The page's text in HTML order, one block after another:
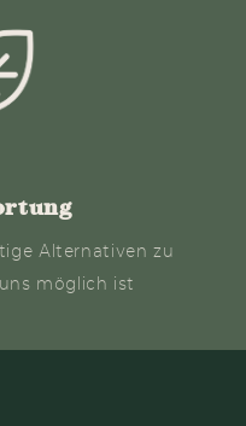
Alternativen zu
möglich ist